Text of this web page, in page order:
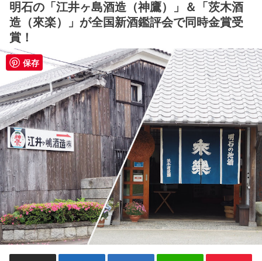
明石の「江井ヶ島酒造（神鷹）」＆「茨木酒
造（來楽）」が全国新酒鑑評会で同時金賞受
賞！
保存